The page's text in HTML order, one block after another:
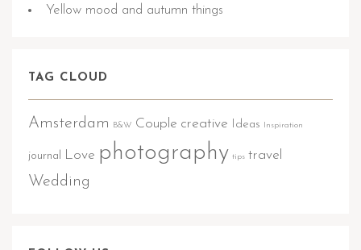
Yellow mood and autumn things
TAG CLOUD
Amsterdam B&W Couple creative Ideas Inspiration
journal Love photography tips travel
Wedding